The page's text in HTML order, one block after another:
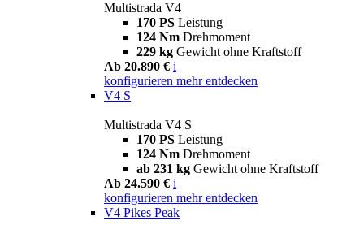
Multistrada V4
170 PS Leistung
124 Nm Drehmoment
229 kg Gewicht ohne Kraftstoff
Ab 20.890 € i
konfigurieren mehr entdecken
V4 S
Multistrada V4 S
170 PS Leistung
124 Nm Drehmoment
ab 231 kg Gewicht ohne Kraftstoff
Ab 24.590 € i
konfigurieren mehr entdecken
V4 Pikes Peak